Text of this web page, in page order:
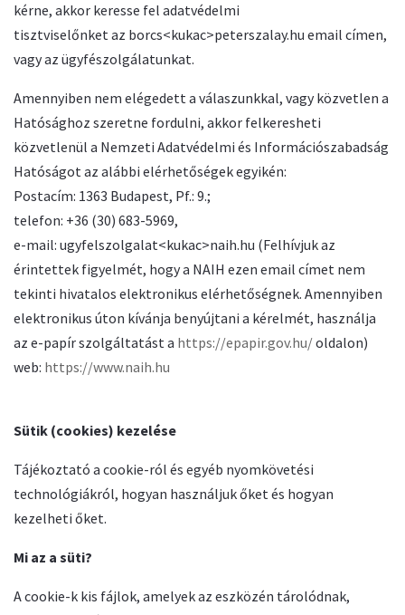
kérne, akkor keresse fel adatvédelmi
tisztviselőnket az borcs<kukac>peterszalay.hu email címen,
vagy az ügyfészolgálatunkat.
Amennyiben nem elégedett a válaszunkkal, vagy közvetlen a
Hatósághoz szeretne fordulni, akkor felkeresheti
közvetlenül a Nemzeti Adatvédelmi és Információszabadság
Hatóságot az alábbi elérhetőségek egyikén:
Postacím: 1363 Budapest, Pf.: 9.;
telefon: +36 (30) 683-5969,
e-mail: ugyfelszolgalat<kukac>naih.hu (Felhívjuk az
érintettek figyelmét, hogy a NAIH ezen email címet nem
tekinti hivatalos elektronikus elérhetőségnek. Amennyiben
elektronikus úton kívánja benyújtani a kérelmét, használja
az e-papír szolgáltatást a https://epapir.gov.hu/oldalon)
web: https://www.naih.hu
Sütik (cookies) kezelése
Tájékoztató a cookie-ról és egyéb nyomkövetési
technológiákról, hogyan használjuk őket és hogyan
kezelheti őket.
Mi az a süti?
A cookie-k kis fájlok, amelyek az eszközén tárolódnak,